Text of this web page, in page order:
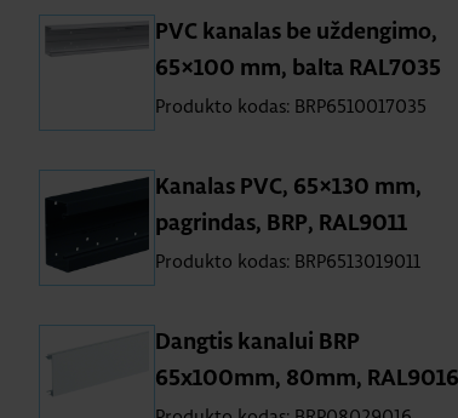
PVC kanalas be uždengimo,
65×100 mm, balta RAL7035
Produkto kodas: BRP6510017035
Kanalas PVC, 65×130 mm,
pagrindas, BRP, RAL9011
Produkto kodas: BRP6513019011
Dangtis kanalui BRP
65x100mm, 80mm, RAL9016